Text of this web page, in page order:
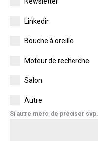
Linkedin
Bouche à oreille
Moteur de recherche
Salon
Autre
Si autre merci de préciser svp.